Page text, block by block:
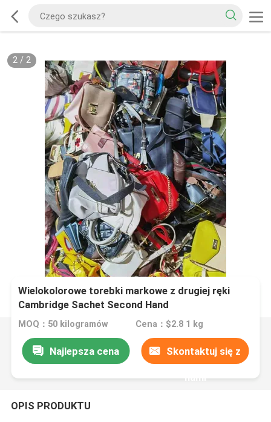
2/ 2
Wielokolorowe torebki markowe z drugiej ręki
Cambridge Sachet Second Hand
MOQ：50 kilogramów Cena：$2.8 1 kg
Najlepsza cena Skontaktuj się z
nami
OPIS PRODUKTU